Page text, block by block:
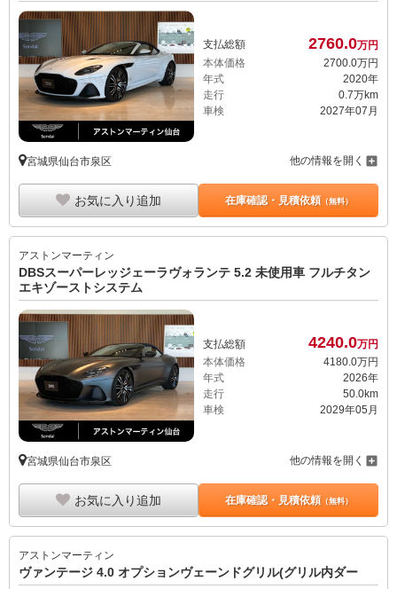
支払総額 2760.0万円
本体価格
2700. 0万円
年式
2020年
走行
0.7万km
車検
2027年07月
宮城県仙台市泉区 他の情報を開く
お気に入り追加 在庫確認・見積依頼（無料）
アストンマーティン
DBSスーパーレッジェーラヴォランテ 5.2 未使用車 フルチタン
エキゾーストシステム
支払総額 4240.0万円
本体価格
4180.0万円
年式
2026年
走行
50.0km
車検
2029年05月
宮城県仙台市泉区 他の情報を開く
お気に入り追加 在庫確認・見積依頼（無料）
アストンマーティン
ヴァンテージ 4.0 オプションヴェーンドグリル(グリル内ダー